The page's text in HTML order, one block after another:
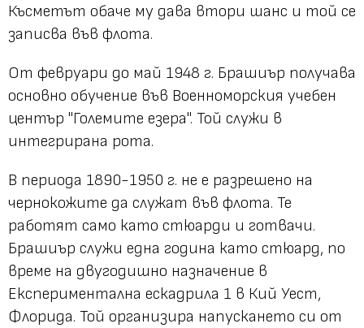
Късметът обаче му дава втори шанс и той се
записва във флота.
От февруари до май 1948 г. Брашиър получава
основно обучение във Военноморския учебен
център "Големите езера". Той служи в
интегрирана рота.
В периода 1890-1950 г. не е разрешено на
чернокожите да служат във флота. Те
работят само като стюарди и готвачи.
Брашиър служи една година като стюард, по
време на двугодишно назначение в
Експериментална ескадрила 1 в Кий Уест,
Флорида. Той организира напускането си от